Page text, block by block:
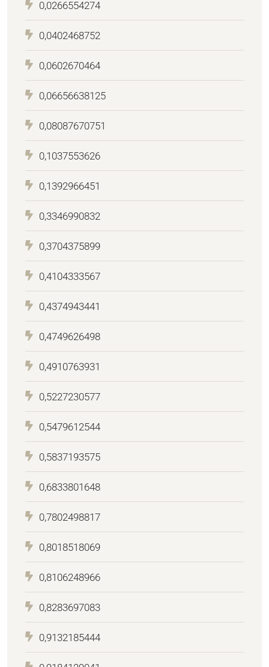
0,0266554274
0,0402468752
0,0602670464
0,06656638125
0,08087670751
0,1037553626
0,1392966451
0,3346990832
0,3704375899
0,4104333567
0,4374943441
0,4749626498
0,4910763931
0,5227230577
0,5479612544
0,5837193575
0,6833801648
0,7802498817
0,8018518069
0,8106248966
0,8283697083
0,9132185444